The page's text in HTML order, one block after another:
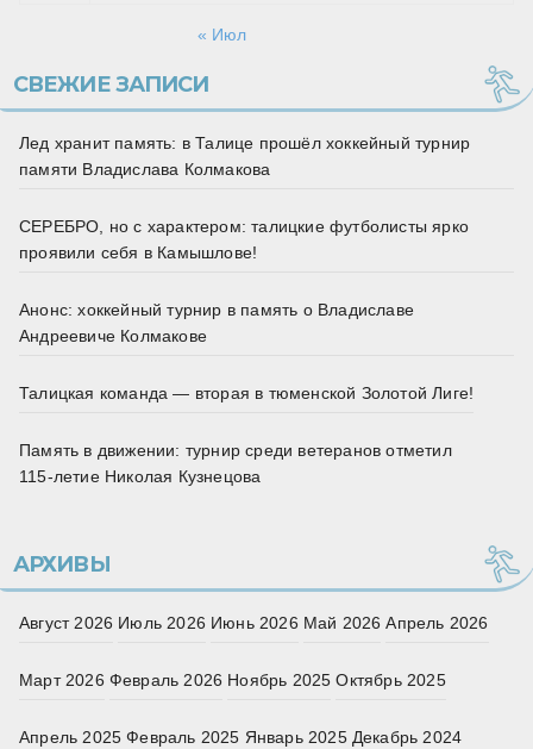
« Июл
СВЕЖИЕ ЗАПИСИ
Лед хранит память: в Талице прошёл хоккейный турнир
памяти Владислава Колмакова
СЕРЕБРО, но с характером: талицкие футболисты ярко
проявили себя в Камышлове!
Анонс: хоккейный турнир в память о Владиславе
Андреевиче Колмакове
Талицкая команда — вторая в тюменской Золотой Лиге!
Память в движении: турнир среди ветеранов отметил
115‑летие Николая Кузнецова
АРХИВЫ
Август 2026 Июль 2026 Июнь 2026 Май 2026 Апрель 2026
Март 2026 Февраль 2026 Ноябрь 2025 Октябрь 2025
Апрель 2025 Февраль 2025 Январь 2025 Декабрь 2024